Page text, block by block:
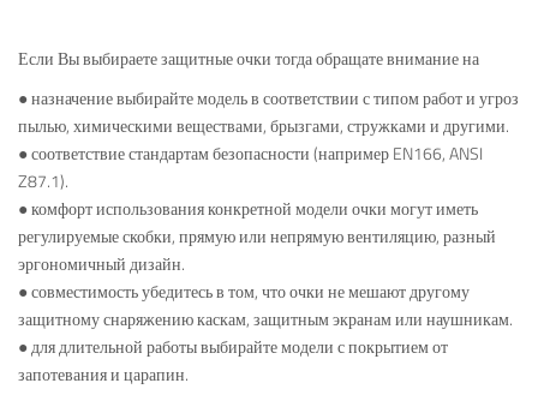
Если Вы выбираете защитные очки тогда обращате внимание на
● назначение выбирайте модель в соответствии с типом работ и угроз
пылью, химическими веществами, брызгами, стружками и другими.
● соответствие стандартам безопасности (например EN166, ANSI
Z87.1).
● комфорт использования конкретной модели очки могут иметь
регулируемые скобки, прямую или непрямую вентиляцию, разный
эргономичный дизайн.
● совместимость убедитесь в том, что очки не мешают другому
защитному снаряжению каскам, защитным экранам или наушникам.
● для длительной работы выбирайте модели с покрытием от
запотевания и царапин.